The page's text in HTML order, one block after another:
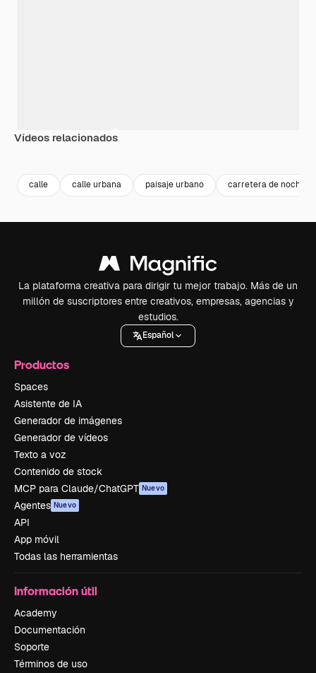
Vídeos relacionados
calle calle urbana paisaje urbano carretera de noche
La plataforma creativa para dirigir tu mejor trabajo. Más de un
millón de suscriptores entre creativos, empresas, agencias y
estudios.
Español
Productos
Spaces
Asistente de IA
Generador de imágenes
Generador de vídeos
Texto a voz
Contenido de stock
MCP para Claude/ChatGPT Nuevo
Agentes Nuevo
API
App móvil
Todas las herramientas
Información útil
Academy
Documentación
Soporte
Términos de uso